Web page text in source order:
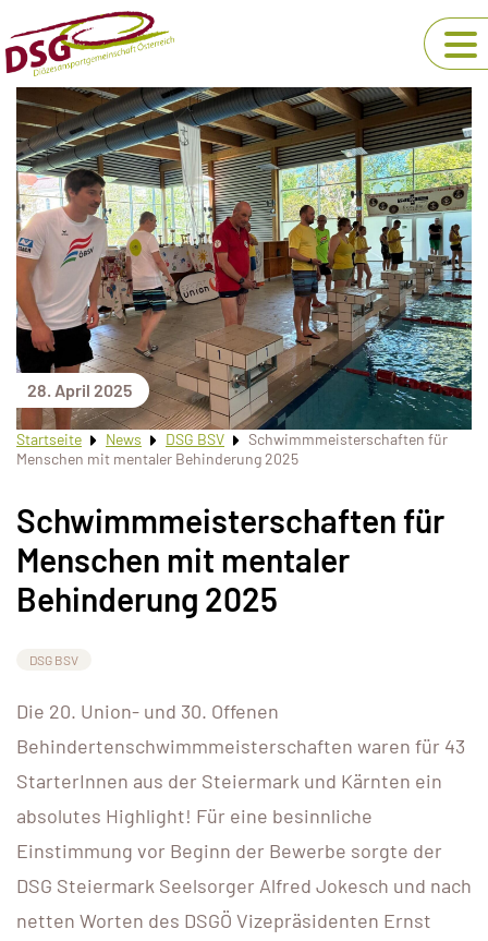
28. April 2025
Startseite News DSG BSV
Schwimmmeisterschaften für
Menschen mit mentaler Behinderung 2025
Schwimmmeisterschaften für
Menschen mit mentaler
Behinderung 2025
DSG BSV
Die 20. Union- und 30. Offenen
Behindertenschwimmmeisterschaften waren für 43
StarterInnen aus der Steiermark und Kärnten ein
absolutes Highlight! Für eine besinnliche
Einstimmung vor Beginn der Bewerbe sorgte der
DSG Steiermark Seelsorger Alfred Jokesch und nach
netten Worten des DSGÖ Vizepräsidenten Ernst